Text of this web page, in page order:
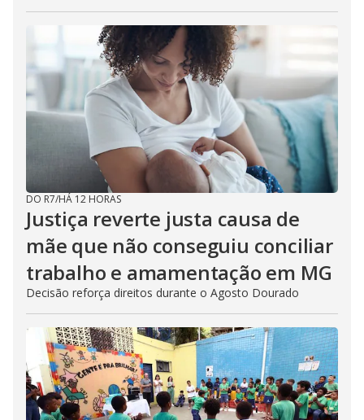
DO R7/HÁ 12 HORAS
Justiça reverte justa causa de
mãe que não conseguiu conciliar
trabalho e amamentação em MG
Decisão reforça direitos durante o Agosto Dourado